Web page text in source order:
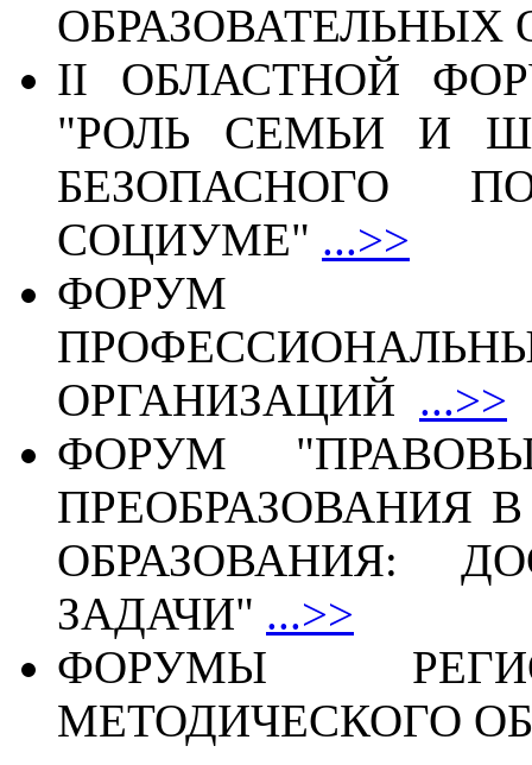
II ОБЛАСТНОЙ
"РОЛЬ СЕМЬИ И
БЕЗОПАСНОГО
СОЦИУМЕ" ...>>
ФОРУМ
ОРГАНИЗАЦИЙ ...>>
ФОРУМ
ПРЕОБРАЗОВАНИЯ
ОБРАЗОВАНИЯ:
ЗАДАЧИ" ...>>
ФОРУМЫ
МЕТОДИЧЕСКОГО